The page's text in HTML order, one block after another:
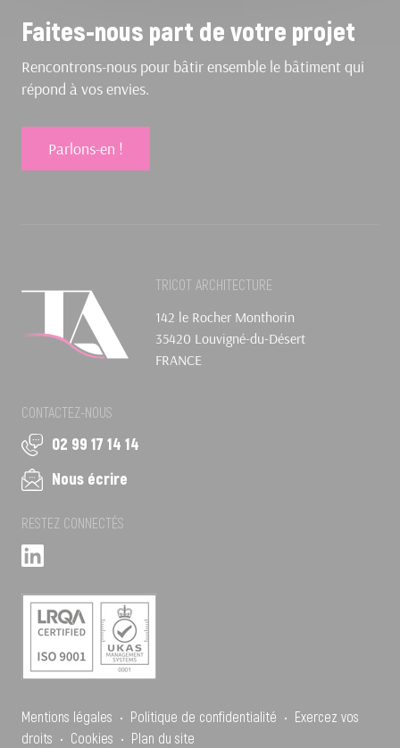
Faites-nous part de votre projet
Rencontrons-nous pour bâtir ensemble le bâtiment qui
répond à vos envies.
Parlons-en !
TRICOT ARCHITECTURE
142 le Rocher Monthorin
35420 Louvigné-du-Désert
FRANCE
CONTACTEZ-NOUS
02 99 17 14 14
Nous écrire
RESTEZ CONNECTÉS
Mentions légales • Politique de confidentialité • Exercez vos
droits • Cookies • Plan du site